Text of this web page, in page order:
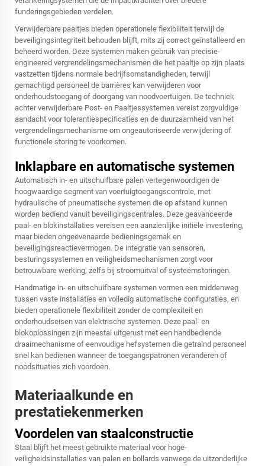
funderingsgebieden verdelen.
Verwijderbare paaltjes bieden operationele flexibiliteit terwijl de
beveiligingsintegriteit behouden blijft, mits zij correct geïnstalleerd en
beheerd worden. Deze systemen maken gebruik van precisie-
engineered vergrendelingsmechanismen die het paaltje op zijn plaats
vastzetten tijdens normale bedrijfsomstandigheden, terwijl
gemachtigd personeel de barrières kan verwijderen voor
onderhoudstoegang of doorgang van noodvoertuigen. De techniek
achter verwijderbare Post- en Paaltjessystemen vereist zorgvuldige
aandacht voor tolerantiespecificaties en de duurzaamheid van het
vergrendelingsmechanisme om ongeautoriseerde verwijdering of
functionele storing te voorkomen.
Inklapbare en automatische systemen
Automatisch in- en uitschuifbare palen vertegenwoordigen de
hoogwaardige segment van voertuigtoegangscontrole, met
hydraulische of pneumatische systemen die op afstand kunnen
worden bediend vanuit beveiligingscentrales. Deze geavanceerde
paal- en blokinstallaties vereisen een aanzienlijke initiële investering,
maar bieden ongeëvenaarde bedieningsgemak en
beveiligingsreactievermogen. De integratie van sensoren,
besturingssystemen en veiligheidsmechanismen zorgt voor
betrouwbare werking, zelfs bij stroomuitval of systeemstoringen.
Handmatige in- en uitschuifbare systemen vormen een middenweg
tussen vaste installaties en volledig automatische configuraties, en
bieden operationele flexibiliteit zonder de complexiteit en
onderhoudseisen van elektrische systemen. Deze paal- en
blokoplossingen zijn meestal uitgerust met een handbediende
draaimechanisme of eenvoudige hefsystemen die getraind personeel
snel kan bedienen wanneer de toegangspatronen veranderen of
noodsituaties zich voordoen.
Materiaalkunde en
prestatiekenmerken
Voordelen van staalconstructie
Staal blijft het meest gebruikte materiaal voor hoge-
veiligheidsinstallaties van palen en bollards vanwege de uitzonderlijke